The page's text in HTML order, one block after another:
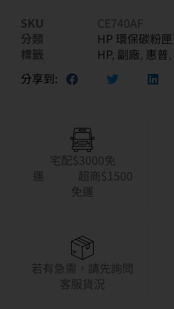
SKU
CE740AF
分類
HP 環保碳粉匣
標籤
HP, 副廠, 惠普,
分享到:
宅配$3000免
運 超商$1500
免運
若有急需，請先詢問
客服貨況